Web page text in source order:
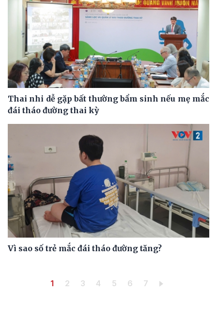
Thai nhi dễ gặp bất thường bẩm sinh nếu mẹ mắc
đái tháo đường thai kỳ
Vì sao số trẻ mắc đái tháo đường tăng?
PaginationTrang hiện thời
1 Trang
2 Trang
3 Trang
4 Trang
5 Trang
6 Trang
7